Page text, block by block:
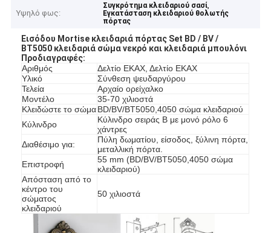
Υψηλό φως:
Συγκρότημα κλειδαριού σασί,
Εγκατάσταση κλειδαριού θολωτής
πόρτας
Εισόδου Mortise κλειδαριά πόρτας Set BD / BV /
BT5050 κλειδαριά σώμα νεκρό και κλειδαριά μπουλόνι
Προδιαγραφές:
Αριθμός
Δελτίο ΕΚΑΧ, Δελτίο ΕΚΑΧ
Υλικό
Σύνθεση ψευδαργύρου
Τελεία
Αρχαίο ορείχαλκο
Μοντέλο
35-70 χιλιοστά
Κλειδώστε το σώμαBD/BV/BT5050,4050 σώμα κλειδαριού
Κύλινδρο
Κύλινδρο σειράς Β με μονό ρόλο 6
χάντρες
Διαθέσιμο για:
Πύλη δωματίου, είσοδος, ξύλινη πόρτα,
μεταλλική πόρτα.
Επιστροφή
55 mm (BD/BV/BT5050,4050 σώμα
κλειδαριού)
Απόσταση από το
κέντρο του
σώματος
κλειδαριού
50 χιλιοστά